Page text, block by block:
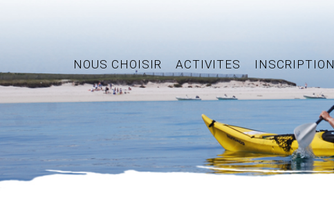
NOUS CHOISIR ACTIVITES INSCRIPTION